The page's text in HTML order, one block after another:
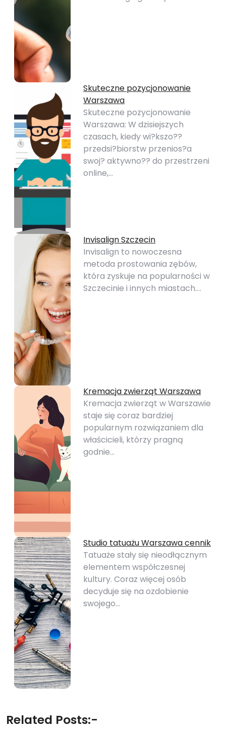
Skuteczne pozycjonowanie
Warszawa
Skuteczne pozycjonowanie
Warszawa: W dzisiejszych
czasach, kiedy wi?kszo??
przedsi?biorstw przenios?a
swoj? aktywno?? do przestrzeni
online,…
Invisalign Szczecin
Invisalign to nowoczesna
metoda prostowania zębów,
która zyskuje na popularności w
Szczecinie i innych miastach.…
Kremacja zwierząt Warszawa
Kremacja zwierząt w Warszawie
staje się coraz bardziej
popularnym rozwiązaniem dla
właścicieli, którzy pragną
godnie…
Studio tatuażu Warszawa cennik
Tatuaże stały się nieodłącznym
elementem współczesnej
kultury. Coraz więcej osób
decyduje się na ozdobienie
swojego…
Related Posts:-